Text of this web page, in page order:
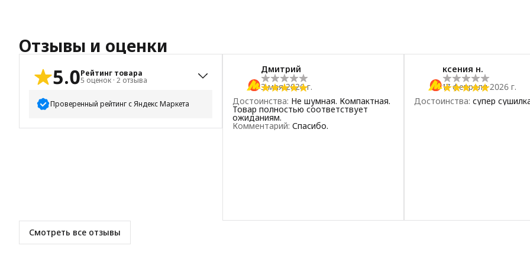
Отзывы и оценки
5.0Рейтинг товара
5 оценок · 2 отзыва
Проверенный рейтинг с Яндекс Маркета
5 звёзд
5
Дмитрий
3 мая 2026 г.
Достоинства: Не шумная. Компактная.
Товар полностью соответствует
ожиданиям.
Комментарий: Спасибо.
ксения н.
17 февраля 2026 г.
Достоинства: супер
Смотреть все отзывы